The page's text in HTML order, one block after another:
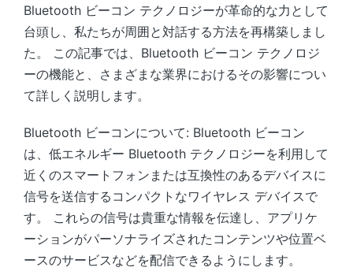
Bluetooth ビーコン テクノロジーが革命的な力として
台頭し、私たちが周囲と対話する方法を再構築しまし
た。 この記事では、Bluetooth ビーコン テクノロジ
ーの機能と、さまざまな業界におけるその影響につい
て詳しく説明します。
Bluetooth ビーコンについて: Bluetooth ビーコン
は、低エネルギー Bluetooth テクノロジーを利用して
近くのスマートフォンまたは互換性のあるデバイスに
信号を送信するコンパクトなワイヤレス デバイスで
す。 これらの信号は貴重な情報を伝達し、アプリケ
ーションがパーソナライズされたコンテンツや位置ベ
ースのサービスなどを配信できるようにします。